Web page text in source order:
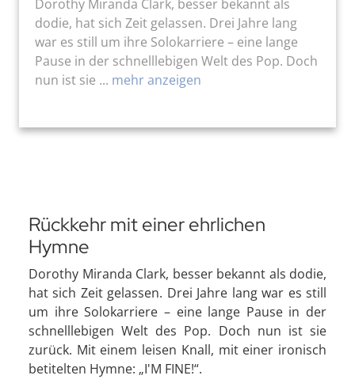
Dorothy Miranda Clark, besser bekannt als
dodie, hat sich Zeit gelassen. Drei Jahre lang
war es still um ihre Solokarriere – eine lange
Pause in der schnelllebigen Welt des Pop. Doch
nun ist sie ... mehr anzeigen
Rückkehr mit einer ehrlichen
Hymne
Dorothy Miranda Clark, besser bekannt als dodie,
hat sich Zeit gelassen. Drei Jahre lang war es still
um ihre Solokarriere – eine lange Pause in der
schnelllebigen Welt des Pop. Doch nun ist sie
zurück. Mit einem leisen Knall, mit einer ironisch
betitelten Hymne: „I'M FINE!“.